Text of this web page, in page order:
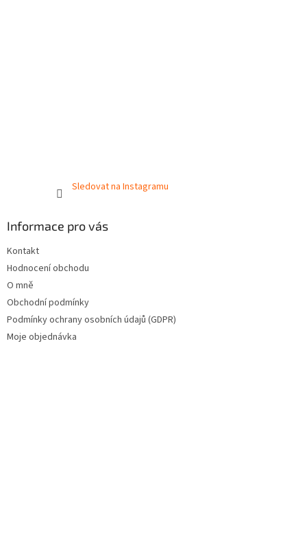
Sledovat na Instagramu
Informace pro vás
Kontakt
Hodnocení obchodu
O mně
Obchodní podmínky
Podmínky ochrany osobních údajů (GDPR)
Moje objednávka